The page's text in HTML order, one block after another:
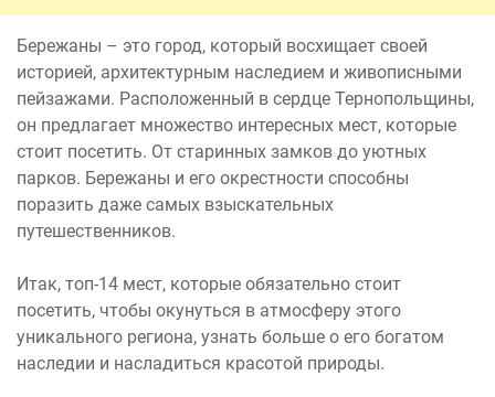
Бережаны – это город, который восхищает своей
историей, архитектурным наследием и живописными
пейзажами. Расположенный в сердце Тернопольщины,
он предлагает множество интересных мест, которые
стоит посетить. От старинных замков до уютных
парков. Бережаны и его окрестности способны
поразить даже самых взыскательных
путешественников.
Итак, топ-14 мест, которые обязательно стоит
посетить, чтобы окунуться в атмосферу этого
уникального региона, узнать больше о его богатом
наследии и насладиться красотой природы.